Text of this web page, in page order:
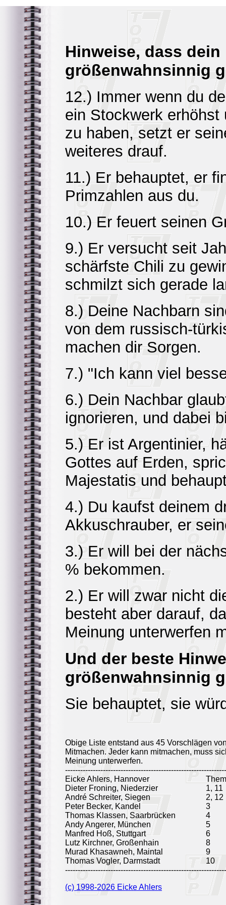
Hinweise, dass dein
größenwahnsinnig
12.) Immer wenn du
ein Stockwerk erhöhst
zu haben, setzt er
weiteres drauf.
11.) Er behauptet, er
Primzahlen aus du.
10.) Er feuert seinen
9.) Er versucht seit
schärfste Chili zu
schmilzt sich gerade
8.) Deine Nachbarn
von dem russisch-
machen dir Sorgen.
7.) "Ich kann viel
6.) Dein Nachbar
ignorieren, und dabei
5.) Er ist Argentinier,
Gottes auf Erden,
Majestatis und
4.) Du kaufst deinem
Akkuschrauber, er
3.) Er will bei der
% bekommen.
2.) Er will zwar nicht
besteht aber darauf,
Meinung unterwerfen
Und der beste
größenwahnsinnig
Sie behauptet, sie
Obige Liste entstand aus 45 Vorschlägen
Mitmachen. Jeder kann mitmachen, muss
Meinung unterwerfen.
Eicke Ahlers, Hannover
Dieter Froning, Niederzier
1, 11
André Schreiter, Siegen
2, 12
Peter Becker, Kandel
3
Thomas Klassen, Saarbrücken
4
Andy Angerer, München
5
Manfred Hoß, Stuttgart
6
Lutz Kirchner, Großenhain
8
Murad Khasawneh, Maintal
9
Thomas Vogler, Darmstadt
10
(c) 1998-2026 Eicke Ahlers